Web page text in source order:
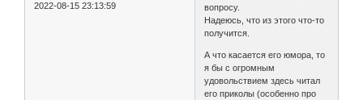
2022-08-15 23:13:59
вопросу.
Надеюсь, что из этого что-то
получится.
А что касается его юмора, то
я бы с огромным
удовольствием здесь читал
его приколы (особенно про